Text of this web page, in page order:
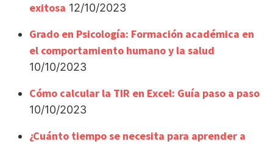
exitosa 12/10/2023
Grado en Psicología: Formación académica en
el comportamiento humano y la salud
10/10/2023
Cómo calcular la TIR en Excel: Guía paso a paso
10/10/2023
¿Cuánto tiempo se necesita para aprender a